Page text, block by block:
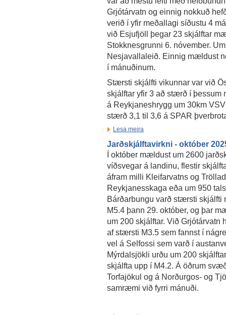
Grjótárvatn og einnig nokkuð
verið í yfir meðallagi síðustu 4
við Esjufjöll þegar 23 skjálftar
Stokknesgrunni 6. nóvember.
Nesjavallaleið. Einnig mældust
í mánuðinum.
Stærsti skjálfti vikunnar var við
skjálftar yfir 3 að stærð í þessum
á Reykjaneshrygg um 30km
stærð 3,1 til 3,6 á SPAR
Lesa meira
Jarðskjálftavirkni - október
Í október mældust um 2600
víðsvegar á landinu, flestir
áfram milli Kleifarvatns og
Reykjanesskaga eða um 950
Bárðarbungu varð stærsti skjálfti
M5.4 þann 29. október, og þar
um 200 skjálftar. Við Grjótárvatn
af stærsti M3.5 sem fannst í
vel á Selfossi sem varð í
Mýrdalsjökli urðu um 200
skjálfta upp í M4.2. Á öðrum
Torfajökul og á Norðurgos- og
samræmi við fyrri mánuði.